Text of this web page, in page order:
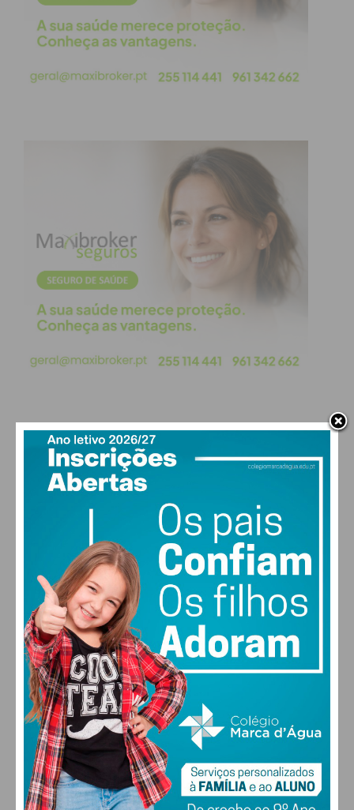
PAÇOS DE FERREIRA
26°
vento: 1m/s O
MAX 26 • MIN 26
30°
SEX
28
SÁB
28°
DOM
29
SEG
FARMACIAS DE SERVIÇO EM PAÇOS DE
FERREIRA